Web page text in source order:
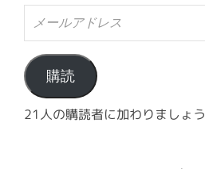
ル
ア
ド
レ
ス
購読
21人の購読者に加わりましょう